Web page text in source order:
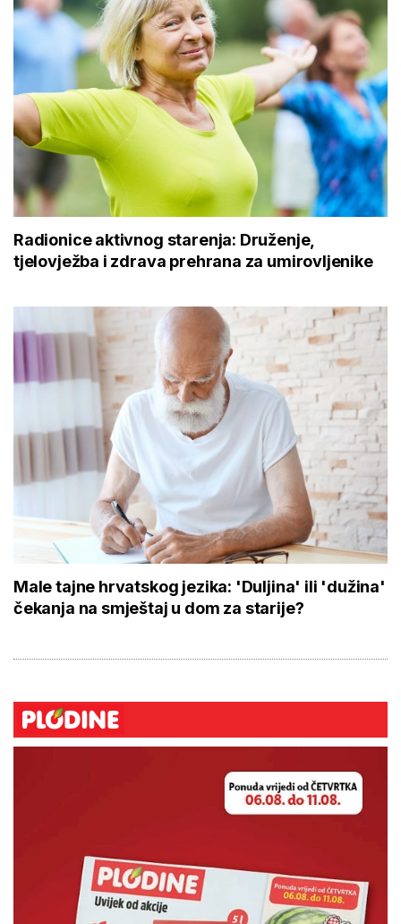
Radionice aktivnog starenja: Druženje,
tjelovježba i zdrava prehrana za umirovljenike
Male tajne hrvatskog jezika: 'Duljina' ili 'dužina'
čekanja na smještaj u dom za starije?